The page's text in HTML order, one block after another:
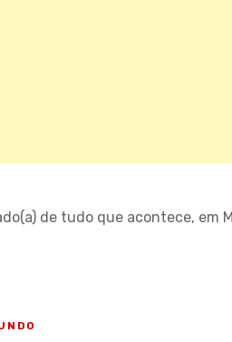
de tudo que acontece, em